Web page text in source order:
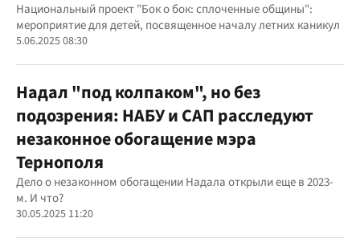
Национальный проект "Бок о бок: сплоченные общины":
мероприятие для детей, посвященное началу летних каникул
5.06.2025 08:30
Надал "под колпаком", но без
подозрения: НАБУ и САП расследуют
незаконное обогащение мэра
Тернополя
Дело о незаконном обогащении Надала открыли еще в 2023-
м. И что?
30.05.2025 11:20